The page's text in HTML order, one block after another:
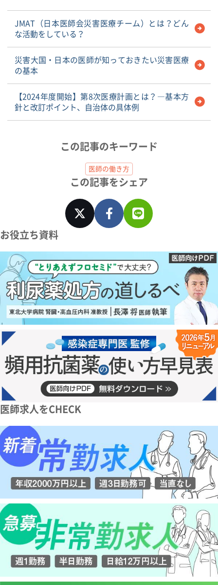
JMAT（日本医師会災害医療チーム）とは？どん
な活動をしている？
災害大国・日本の医師が知っておきたい災害医療
の基本
【2024年度開始】第8次医療計画とは？―基本方
針と改訂ポイント、自治体の具体例
この記事のキーワード
医師の働き方
この記事をシェア
お役立ち資料
医師求人をCHECK